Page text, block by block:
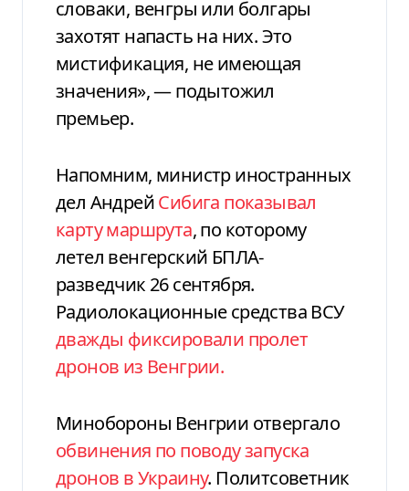
словаки, венгры или болгары
захотят напасть на них. Это
мистификация, не имеющая
значения», — подытожил
премьер.
Напомним, министр иностранных
дел АндрейСибига показывал
карту маршрута, по которому
летел венгерский БПЛА-
разведчик 26 сентября.
Радиолокационные средства ВСУ
дважды фиксировали пролет
дронов из Венгрии.
Минобороны Венгрии отвергало
обвинения по поводу запуска
дронов в Украину. Политсоветник